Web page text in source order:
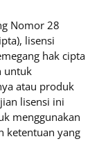
Nomor 28
lisensi
hak cipta
untuk
atau produk
lisensi ini
menggunakan
ketentuan yang